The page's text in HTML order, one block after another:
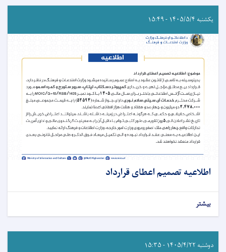
یکشنبه ۱۴۰۵/۵/۴ - ۱۵:۴۹
اطلاعیه تصمیم اعطای قرارداد
بیشتر
دوشنبه ۱۴۰۵/۴/۲۲ - ۱۵:۳۵